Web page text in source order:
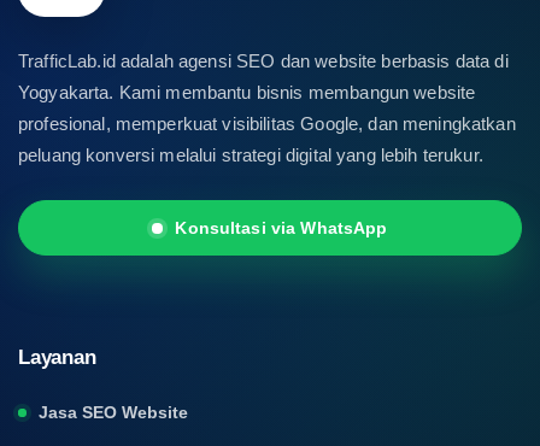
TrafficLab.id adalah agensi SEO dan website berbasis data di
Yogyakarta. Kami membantu bisnis membangun website
profesional, memperkuat visibilitas Google, dan meningkatkan
peluang konversi melalui strategi digital yang lebih terukur.
Konsultasi via WhatsApp
Layanan
Jasa SEO Website